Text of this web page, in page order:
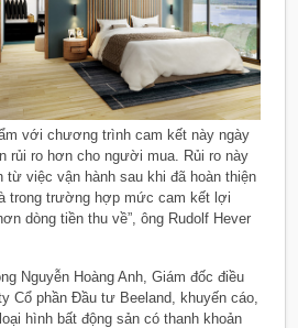
với chương trình cam kết này ngày
rủi ro hơn cho người mua. Rủi ro này
từ việc vận hành sau khi đã hoàn thiện
trong trường hợp mức cam kết lợi
dòng tiền thu về”, ông Rudolf Hever
Nguyễn Hoàng Anh, Giám đốc điều
Cổ phần Đầu tư Beeland, khuyến cáo,
hình bất động sản có thanh khoản